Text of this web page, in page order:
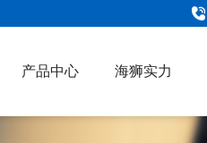
产品中心 海狮实力